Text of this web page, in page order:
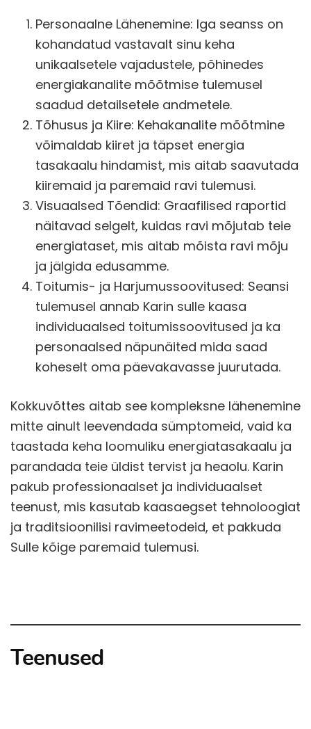
Personaalne Lähenemine: Iga seanss on
kohandatud vastavalt sinu keha
unikaalsetele vajadustele, põhinedes
energiakanalite mõõtmise tulemusel
saadud detailsetele andmetele.
Tõhusus ja Kiire: Kehakanalite mõõtmine
võimaldab kiiret ja täpset energia
tasakaalu hindamist, mis aitab saavutada
kiiremaid ja paremaid ravi tulemusi.
Visuaalsed Tõendid: Graafilised raportid
näitavad selgelt, kuidas ravi mõjutab teie
energiataset, mis aitab mõista ravi mõju
ja jälgida edusamme.
Toitumis- ja Harjumussoovitused: Seansi
tulemusel annab Karin sulle kaasa
individuaalsed toitumissoovitused ja ka
personaalsed näpunäited mida saad
koheselt oma päevakavasse juurutada.
Kokkuvõttes aitab see kompleksne lähenemine
mitte ainult leevendada sümptomeid, vaid ka
taastada keha loomuliku energiatasakaalu ja
parandada teie üldist tervist ja heaolu. Karin
pakub professionaalset ja individuaalset
teenust, mis kasutab kaasaegset tehnoloogiat
ja traditsioonilisi ravimeetodeid, et pakkuda
Sulle kõige paremaid tulemusi.
Teenused